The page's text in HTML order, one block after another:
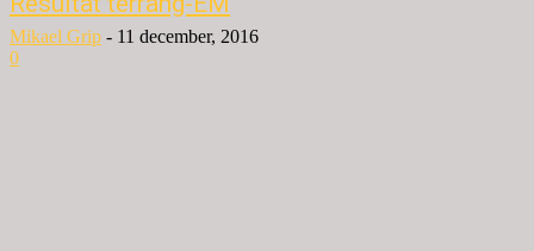
Mikael Grip - 11 december, 2016
0